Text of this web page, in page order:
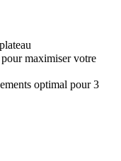
maximiser votre
optimal pour 3